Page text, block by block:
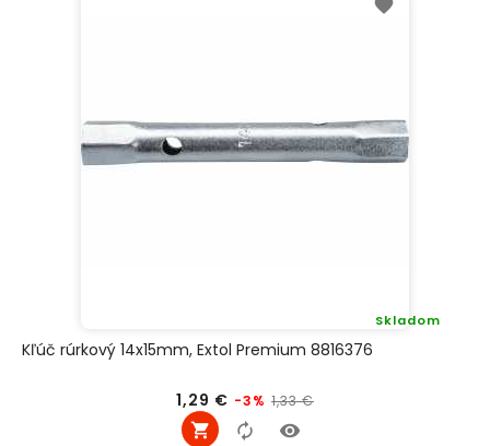
Kľúč rúrkový 14x15mm, Extol Premium 8816376
1,29 € Bežná
cena
-3% 1,33 €
Skladom
Cena